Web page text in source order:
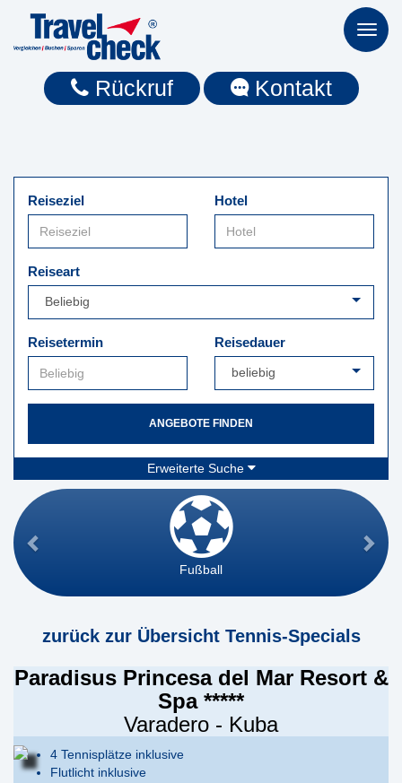
Toggle
Rückruf Kontakt
Reiseziel Hotel
Reiseart
Reisetermin Reisedauer
ANGEBOTE FINDEN
Erweiterte Suche
Fußball
zurück zur Übersicht Tennis-Specials
Paradisus Princesa del Mar Resort &
Spa *****
Varadero - Kuba
4 Tennisplätze inklusive
Flutlicht inklusive